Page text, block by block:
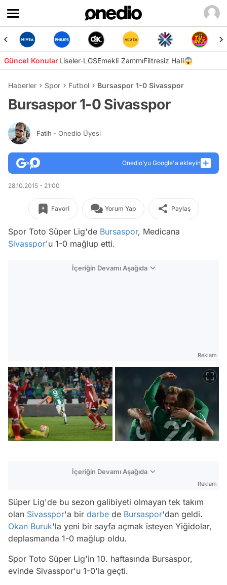
Güncel KonularLiseler-LGSEmekli ZammıFiltresiz Hali😱
Haberler Spor Futbol Bursaspor 1-0 Sivasspor
Bursaspor 1-0 Sivasspor
Fatih - Onedio Üyesi
Onedio’yu Google'a ekleyin
28.10.2015 - 21:00
Favori Yorum Yap Paylaş
Spor Toto Süper Lig'de Bursaspor, Medicana
Sivasspor'u 1-0 mağlup etti.
İçeriğin Devamı Aşağıda
Reklam
İçeriğin Devamı Aşağıda
Reklam
Süper Lig'de bu sezon galibiyeti olmayan tek takım
olan Sivasspor'a bir darbe de Bursaspor'dan geldi.
Okan Buruk'la yeni bir sayfa açmak isteyen Yiğidolar,
deplasmanda 1-0 mağlup oldu.
Spor Toto Süper Lig'in 10. haftasında Bursaspor,
evinde Sivasspor'u 1-0'la geçti.